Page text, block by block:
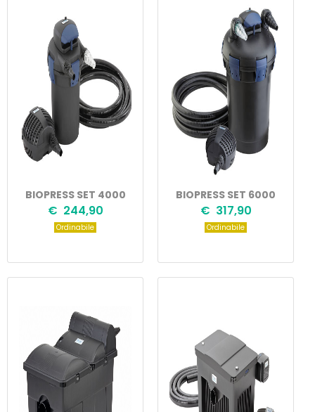
BIOPRESS SET 4000
€ 244,90
Ordinabile
BIOPRESS SET 6000
€ 317,90
Ordinabile